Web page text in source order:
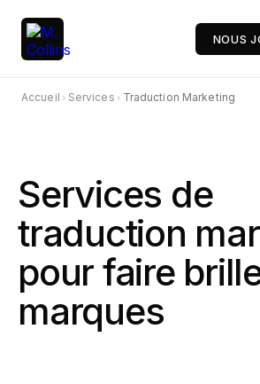
NOUS
Accueil › Services › Traduction Marketing
Services de
traduction
pour faire
marques